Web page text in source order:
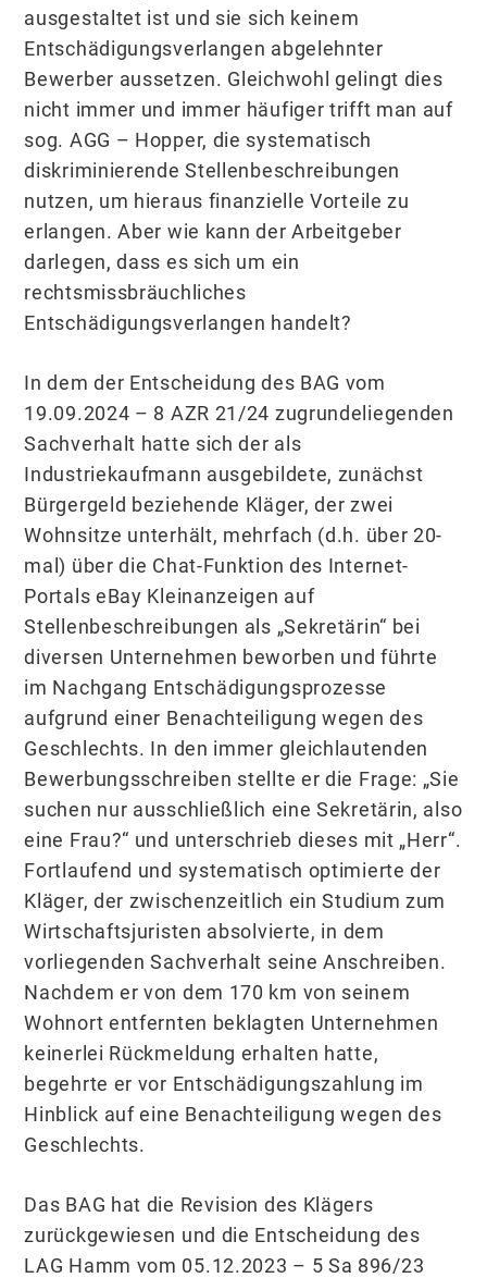
ausgestaltet ist und sie sich keinem
Entschädigungsverlangen abgelehnter
Bewerber aussetzen. Gleichwohl gelingt dies
nicht immer und immer häufiger trifft man auf
sog. AGG – Hopper, die systematisch
diskriminierende Stellenbeschreibungen
nutzen, um hieraus finanzielle Vorteile zu
erlangen. Aber wie kann der Arbeitgeber
darlegen, dass es sich um ein
rechtsmissbräuchliches
Entschädigungsverlangen handelt?
In dem der Entscheidung des BAG vom
19.09.2024 – 8 AZR 21/24 zugrundeliegenden
Sachverhalt hatte sich der als
Industriekaufmann ausgebildete, zunächst
Bürgergeld beziehende Kläger, der zwei
Wohnsitze unterhält, mehrfach (d.h. über 20-
mal) über die Chat-Funktion des Internet-
Portals eBay Kleinanzeigen auf
Stellenbeschreibungen als „Sekretärin“ bei
diversen Unternehmen beworben und führte
im Nachgang Entschädigungsprozesse
aufgrund einer Benachteiligung wegen des
Geschlechts. In den immer gleichlautenden
Bewerbungsschreiben stellte er die Frage: „Sie
suchen nur ausschließlich eine Sekretärin, also
eine Frau?“ und unterschrieb dieses mit „Herr“.
Fortlaufend und systematisch optimierte der
Kläger, der zwischenzeitlich ein Studium zum
Wirtschaftsjuristen absolvierte, in dem
vorliegenden Sachverhalt seine Anschreiben.
Nachdem er von dem 170 km von seinem
Wohnort entfernten beklagten Unternehmen
keinerlei Rückmeldung erhalten hatte,
begehrte er vor Entschädigungszahlung im
Hinblick auf eine Benachteiligung wegen des
Geschlechts.
Das BAG hat die Revision des Klägers
zurückgewiesen und die Entscheidung des
LAG Hamm vom 05.12.2023 – 5 Sa 896/23